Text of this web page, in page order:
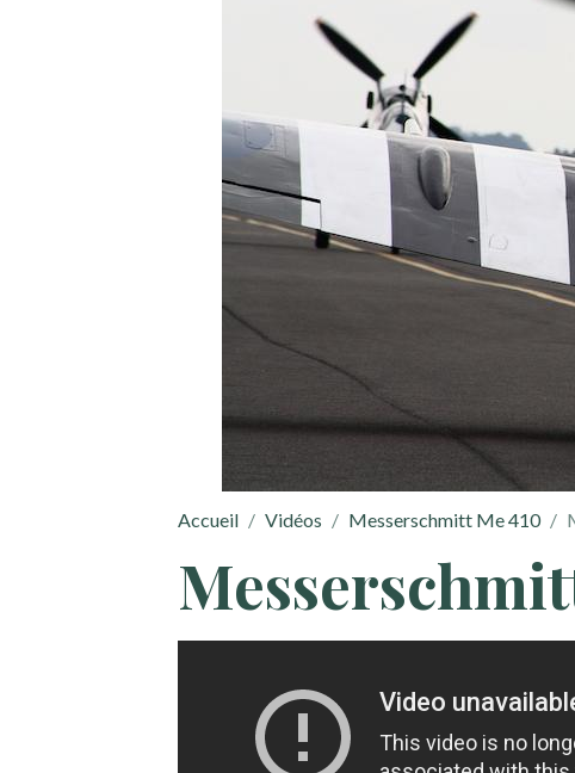
Accueil Vidéos Messerschmitt Me 410